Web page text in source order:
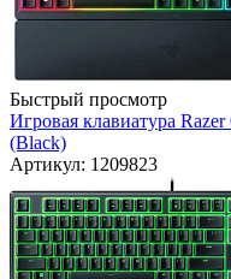
Быстрый просмотр
Игровая клавиатура
(Black)
Артикул: 1209823